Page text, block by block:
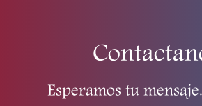
Esperamos tu